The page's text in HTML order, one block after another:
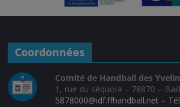
Coordonnées
Comité de Handball des
1, rue du séquoïa – 78870 –
5878000@idf.ffhandball.net –